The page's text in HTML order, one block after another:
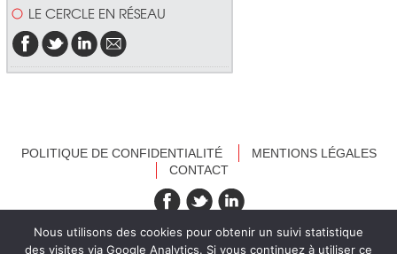
LE CERCLE EN RÉSEAU
POLITIQUE DE CONFIDENTIALITÉ
MENTIONS LÉGALES
CONTACT
recevez nos newsletters
Nous utilisons des cookies pour obtenir un suivi statistique
des visites via Google Analytics. Si vous continuez à utiliser ce